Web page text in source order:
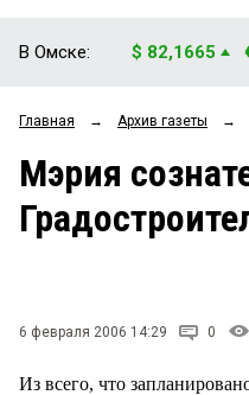
ОБЩЕСТВО
ЗАКОН
НОВОСТИ КОМПАНИЙ
СТИЛЬ ЖИЗНИ
В Омске: $ 82,1665
Главная → Архив газеты →
Мэрия
6 февраля 2006 14:29 0
Из всего, что